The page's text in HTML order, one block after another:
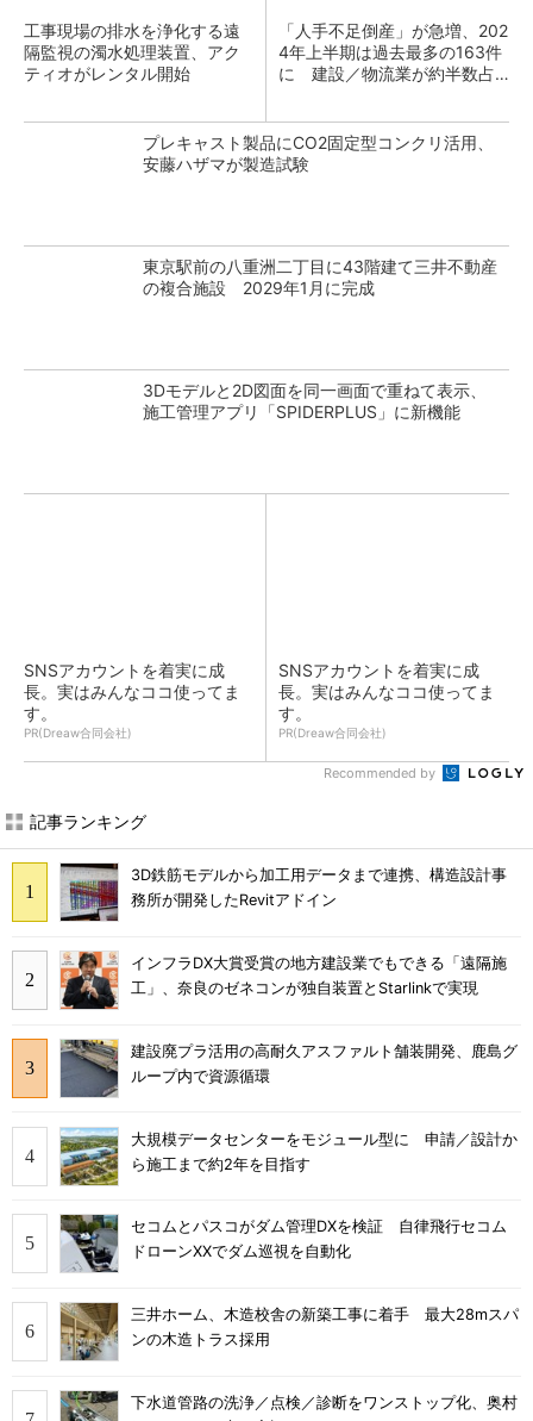
工事現場の排水を浄化する遠
隔監視の濁水処理装置、アク
ティオがレンタル開始
「人手不足倒産」が急増、202
4年上半期は過去最多の163件
に 建設／物流業が約半数占
プレキャスト製品にCO2固定型コンクリ活用、
安藤ハザマが製造試験
東京駅前の八重洲二丁目に43階建て三井不動産
の複合施設 2029年1月に完成
3Dモデルと2D図面を同一画面で重ねて表示、
施工管理アプリ「SPIDERPLUS」に新機能
SNSアカウントを着実に成
長。実はみんなココ使ってま
す。
PR(Dreaw合同会社)
SNSアカウントを着実に成
長。実はみんなココ使ってま
す。
PR(Dreaw合同会社)
Recommended by
記事ランキング
3D鉄筋モデルから加工用データまで連携、構造設計事
務所が開発したRevitアドイン
インフラDX大賞受賞の地方建設業でもできる「遠隔施
工」、奈良のゼネコンが独自装置とStarlinkで実現
建設廃プラ活用の高耐久アスファルト舗装開発、鹿島グ
ループ内で資源循環
大規模データセンターをモジュール型に 申請／設計か
ら施工まで約2年を目指す
セコムとパスコがダム管理DXを検証 自律飛行セコム
ドローンXXでダム巡視を自動化
三井ホーム、木造校舎の新築工事に着手 最大28mスパ
ンの木造トラス採用
下水道管路の洗浄／点検／診断をワンストップ化、奥村